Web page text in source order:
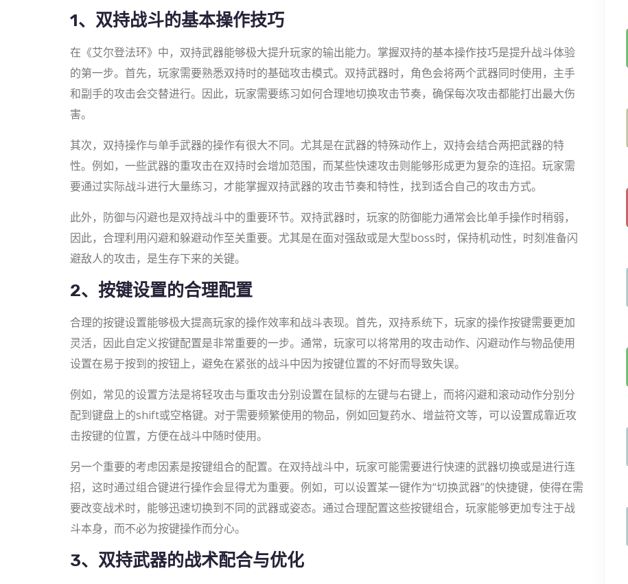
1、双持战斗的基本操作技巧
在《艾尔登法环》中，双持武器能够极大提升玩家的输出能力。掌握双持的基本操作技巧是提升战斗体验
的第一步。首先，玩家需要熟悉双持时的基础攻击模式。双持武器时，角色会将两个武器同时使用，主手
和副手的攻击会交替进行。因此，玩家需要练习如何合理地切换攻击节奏，确保每次攻击都能打出最大伤
害。
其次，双持操作与单手武器的操作有很大不同。尤其是在武器的特殊动作上，双持会结合两把武器的特
性。例如，一些武器的重攻击在双持时会增加范围，而某些快速攻击则能够形成更为复杂的连招。玩家需
要通过实际战斗进行大量练习，才能掌握双持武器的攻击节奏和特性，找到适合自己的攻击方式。
此外，防御与闪避也是双持战斗中的重要环节。双持武器时，玩家的防御能力通常会比单手操作时稍弱，
因此，合理利用闪避和躲避动作至关重要。尤其是在面对强敌或是大型boss时，保持机动性，时刻准备闪
避敌人的攻击，是生存下来的关键。
2、按键设置的合理配置
合理的按键设置能够极大提高玩家的操作效率和战斗表现。首先，双持系统下，玩家的操作按键需要更加
灵活，因此自定义按键配置是非常重要的一步。通常，玩家可以将常用的攻击动作、闪避动作与物品使用
设置在易于按到的按钮上，避免在紧张的战斗中因为按键位置的不好而导致失误。
例如，常见的设置方法是将轻攻击与重攻击分别设置在鼠标的左键与右键上，而将闪避和滚动动作分别分
配到键盘上的shift或空格键。对于需要频繁使用的物品，例如回复药水、增益符文等，可以设置成靠近攻
击按键的位置，方便在战斗中随时使用。
另一个重要的考虑因素是按键组合的配置。在双持战斗中，玩家可能需要进行快速的武器切换或是进行连
招，这时通过组合键进行操作会显得尤为重要。例如，可以设置某一键作为“切换武器”的快捷键，使得在需
要改变战术时，能够迅速切换到不同的武器或姿态。通过合理配置这些按键组合，玩家能够更加专注于战
斗本身，而不必为按键操作而分心。
3、双持武器的战术配合与优化